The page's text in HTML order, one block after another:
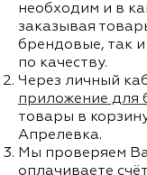
необходим и в
заказывая
брендовые, так
по качеству.
Через личный
приложение для
товары в
Апрелевка.
Мы проверяем
оплачиваете